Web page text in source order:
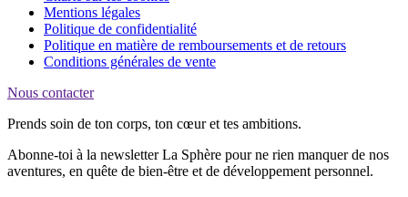
Mentions légales
Politique de confidentialité
Politique en matière de remboursements et de retours
Conditions générales de vente
Nous contacter
Prends soin de ton corps, ton cœur et tes ambitions.
Abonne-toi à la newsletter La Sphère pour ne rien manquer de nos
aventures, en quête de bien-être et de développement personnel.